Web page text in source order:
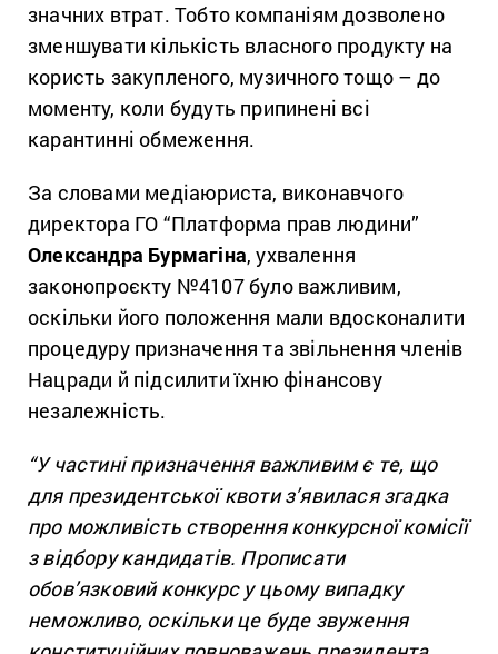
значних втрат. Тобто компаніям дозволено
зменшувати кількість власного продукту на
користь закупленого, музичного тощо – до
моменту, коли будуть припинені всі
карантинні обмеження.
За словами медіаюриста, виконавчого
директора ГО “Платформа прав людини”
Олександра Бурмагіна, ухвалення
законопроєкту №4107 було важливим,
оскільки його положення мали вдосконалити
процедуру призначення та звільнення членів
Нацради й підсилити їхню фінансову
незалежність.
“У частині призначення важливим є те, що
для президентської квоти з’явилася згадка
про можливість створення конкурсної комісії
з відбору кандидатів. Прописати
обов’язковий конкурс у цьому випадку
неможливо, оскільки це буде звуження